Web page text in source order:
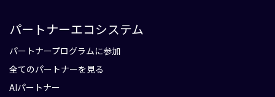
パートナーエコシステム
パートナープログラムに参加
全てのパートナーを見る
AIパートナー